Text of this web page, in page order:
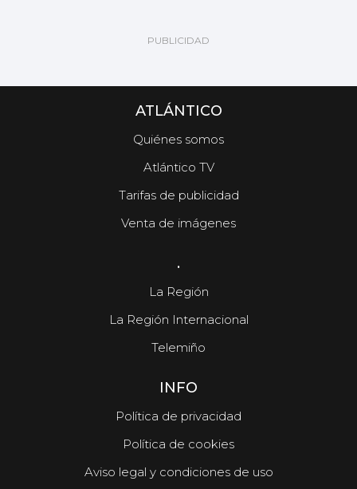
ATLÁNTICO
Quiénes somos
Atlántico TV
Tarifas de publicidad
Venta de imágenes
.
La Región
La Región Internacional
Telemiño
INFO
Política de privacidad
Política de cookies
Aviso legal y condiciones de uso